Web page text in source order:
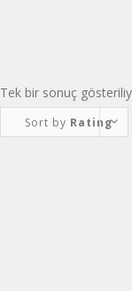
Tek bir sonuç
Sort by Rating